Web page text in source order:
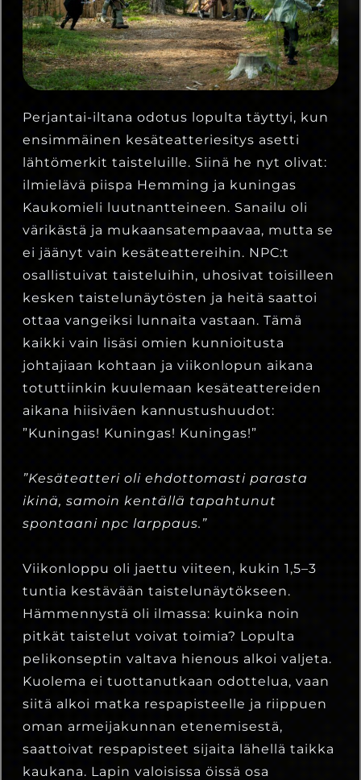
Perjantai-iltana odotus lopulta täyttyi, kun
ensimmäinen kesäteatteriesitys asetti
lähtömerkit taisteluille. Siinä he nyt olivat:
ilmielävä piispa Hemming ja kuningas
Kaukomieli luutnantteineen. Sanailu oli
värikästä ja mukaansatempaavaa, mutta se
ei jäänyt vain kesäteattereihin. NPC:t
osallistuivat taisteluihin, uhosivat toisilleen
kesken taistelunäytösten ja heitä saattoi
ottaa vangeiksi lunnaita vastaan. Tämä
kaikki vain lisäsi omien kunnioitusta
johtajiaan kohtaan ja viikonlopun aikana
totuttiinkin kuulemaan kesäteattereiden
aikana hiisiväen kannustushuudot:
”Kuningas! Kuningas! Kuningas!”
”Kesäteatteri oli ehdottomasti parasta
ikinä, samoin kentällä tapahtunut
spontaani npc larppaus.”
Viikonloppu oli jaettu viiteen, kukin 1,5–3
tuntia kestävään taistelunäytökseen.
Hämmennystä oli ilmassa: kuinka noin
pitkät taistelut voivat toimia? Lopulta
pelikonseptin valtava hienous alkoi valjeta.
Kuolema ei tuottanutkaan odottelua, vaan
siitä alkoi matka respapisteelle ja riippuen
oman armeijakunnan etenemisestä,
saattoivat respapisteet sijaita lähellä taikka
kaukana. Lapin valoisissa öissä osa